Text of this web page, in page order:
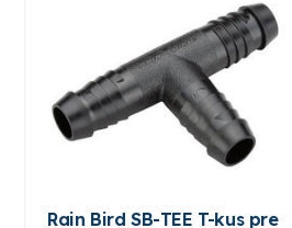
Rain Bird SB-TEE T-kus pre